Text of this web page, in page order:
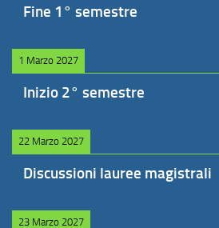
Fine 1° semestre
1 Marzo 2027
Inizio 2° semestre
22 Marzo 2027
Discussioni lauree magistrali
23 Marzo 2027